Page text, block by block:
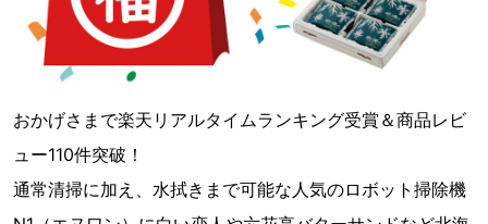
おかげさまで楽天リアルタイムランキング受賞＆商品レビ
ュー110件突破！
通常清掃に加え、水拭きまで可能な人気のロボット掃除機